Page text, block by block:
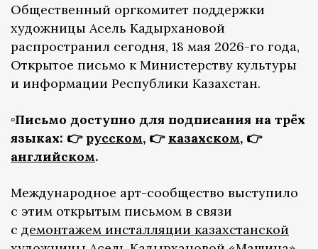
Общественный оргкомитет поддержки
художницы Асель Кадырхановой
распространил сегодня, 18 мая 2026-го года,
Открытое письмо к Министерству культуры
и информации Республики Казахстан.
▫️Письмо доступно для подписания на трёх
языках: 👉 русском, 👉 казахском, 👉
английском.
Международное арт-сообщество выступило
с этим открытым письмом в связи
с демонтажем инсталляции казахстанской